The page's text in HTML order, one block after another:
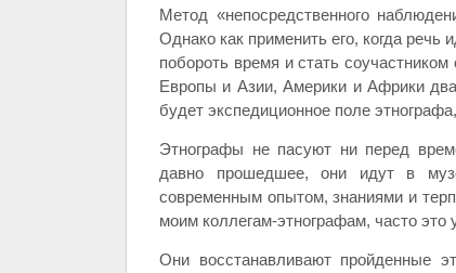
Метод «непосредственного
Однако как применить его, когда
побороть время и стать
Европы и Азии, Америки и Африки
будет экспедиционное поле
Этнографы не пасуют ни перед
давно прошедшее, они идут в
современным опытом, знаниями и
моим коллегам-этнографам, часто это
Они восстанавливают пройденные